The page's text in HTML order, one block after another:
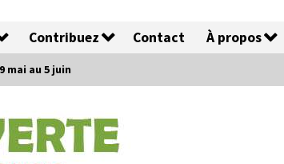
Contribuez Contact À propos
mai au 5 juin